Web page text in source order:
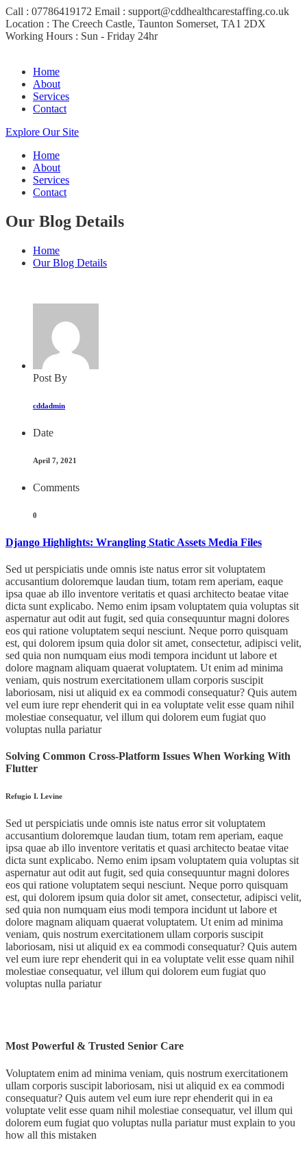
Call : 07786419172 Email : support@cddhealthcarestaffing.co.uk
Location : The Creech Castle, Taunton Somerset, TA1 2DX
Working Hours : Sun - Friday 24hr
Home
About
Services
Contact
Explore Our Site
Home
About
Services
Contact
Our Blog Details
Home
Our Blog Details
Post By
cddadmin
Date
April 7, 2021
Comments
0
Django Highlights: Wrangling Static Assets Media Files
Sed ut perspiciatis unde omnis iste natus error sit voluptatem
accusantium doloremque laudan tium, totam rem aperiam, eaque
ipsa quae ab illo inventore veritatis et quasi architecto beatae vitae
dicta sunt explicabo. Nemo enim ipsam voluptatem quia voluptas sit
aspernatur aut odit aut fugit, sed quia consequuntur magni dolores
eos qui ratione voluptatem sequi nesciunt. Neque porro quisquam
est, qui dolorem ipsum quia dolor sit amet, consectetur, adipisci velit,
sed quia non numquam eius modi tempora incidunt ut labore et
dolore magnam aliquam quaerat voluptatem. Ut enim ad minima
veniam, quis nostrum exercitationem ullam corporis suscipit
laboriosam, nisi ut aliquid ex ea commodi consequatur? Quis autem
vel eum iure repr ehenderit qui in ea voluptate velit esse quam nihil
molestiae consequatur, vel illum qui dolorem eum fugiat quo
voluptas nulla pariatur
Solving Common Cross-Platform Issues When Working With
Flutter
Refugio I. Levine
Sed ut perspiciatis unde omnis iste natus error sit voluptatem
accusantium doloremque laudan tium, totam rem aperiam, eaque
ipsa quae ab illo inventore veritatis et quasi architecto beatae vitae
dicta sunt explicabo. Nemo enim ipsam voluptatem quia voluptas sit
aspernatur aut odit aut fugit, sed quia consequuntur magni dolores
eos qui ratione voluptatem sequi nesciunt. Neque porro quisquam
est, qui dolorem ipsum quia dolor sit amet, consectetur, adipisci velit,
sed quia non numquam eius modi tempora incidunt ut labore et
dolore magnam aliquam quaerat voluptatem. Ut enim ad minima
veniam, quis nostrum exercitationem ullam corporis suscipit
laboriosam, nisi ut aliquid ex ea commodi consequatur? Quis autem
vel eum iure repr ehenderit qui in ea voluptate velit esse quam nihil
molestiae consequatur, vel illum qui dolorem eum fugiat quo
voluptas nulla pariatur
Most Powerful & Trusted Senior Care
Voluptatem enim ad minima veniam, quis nostrum exercitationem
ullam corporis suscipit laboriosam, nisi ut aliquid ex ea commodi
consequatur? Quis autem vel eum iure repr ehenderit qui in ea
voluptate velit esse quam nihil molestiae consequatur, vel illum qui
dolorem eum fugiat quo voluptas nulla pariatur must explain to you
how all this mistaken